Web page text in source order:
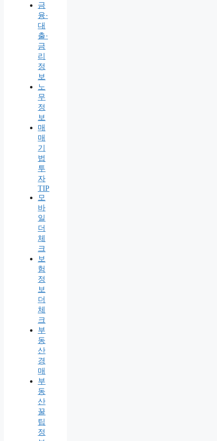
금
융·
대
출·
금
리
정
보
노
무
정
보
매
매
기
법
투
자
TIP
모
바
일
더
체
크
보
험
정
보
더
체
크
부
동
산
경
매
부
동
산
꿀
팁
정